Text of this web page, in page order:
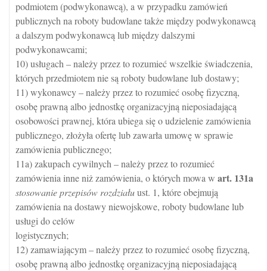
podmiotem (podwykonawcą), a w przypadku zamówień
publicznych na roboty budowlane także między podwykonawcą
a dalszym podwykonawcą lub między dalszymi
podwykonawcami;
10) usługach – należy przez to rozumieć wszelkie świadczenia,
których przedmiotem nie są roboty budowlane lub dostawy;
11) wykonawcy – należy przez to rozumieć osobę fizyczną,
osobę prawną albo jednostkę organizacyjną nieposiadającą
osobowości prawnej, która ubiega się o udzielenie zamówienia
publicznego, złożyła ofertę lub zawarła umowę w sprawie
zamówienia publicznego;
11a) zakupach cywilnych – należy przez to rozumieć
zamówienia inne niż zamówienia, o których mowa w art. 131a
stosowanie przepisów rozdziałuust. 1, które obejmują
zamówienia na dostawy niewojskowe, roboty budowlane lub
usługi do celów
logistycznych;
12) zamawiającym – należy przez to rozumieć osobę fizyczną,
osobę prawną albo jednostkę organizacyjną nieposiadającą